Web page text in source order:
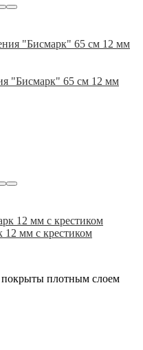
"Бисмарк" 65 см 12 мм
мм с крестиком
покрыты плотным слоем